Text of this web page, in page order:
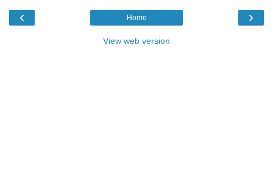
‹ ›
Home
View web version